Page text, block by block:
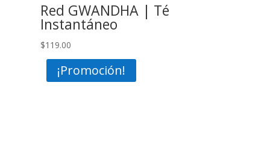
Red GWANDHA | Té
Instantáneo
$119.00
¡Promoción!